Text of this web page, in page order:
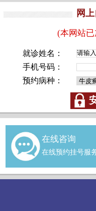
网
(本网站
就诊姓名：
手机号码：
预约病种：
在线咨询
在线预约挂号服